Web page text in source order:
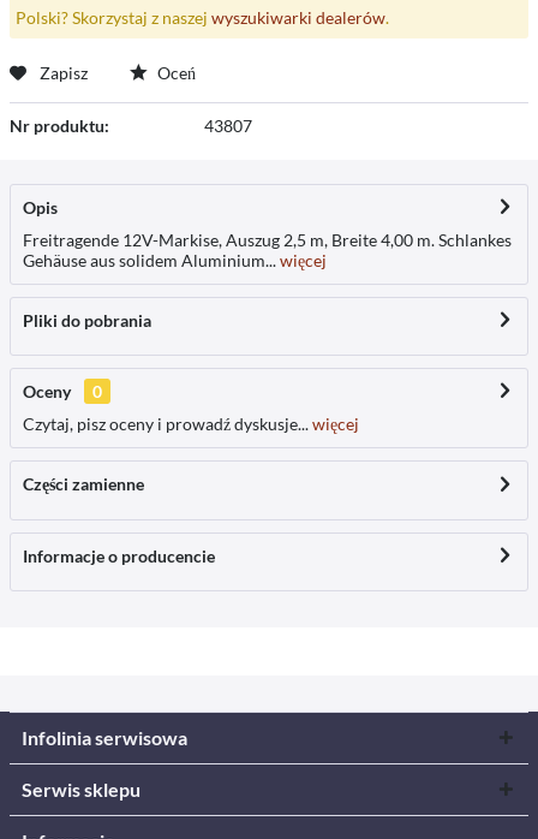
Polski? Skorzystaj z naszej wyszukiwarki dealerów.
Zapisz Oceń
Nr produktu: 43807
Opis
Freitragende 12V-Markise, Auszug 2,5 m, Breite 4,00 m. Schlankes
Gehäuse aus solidem Aluminium...więcej
Pliki do pobrania
Oceny
0
Czytaj, pisz oceny i prowadź dyskusje...więcej
Części zamienne
Informacje o producencie
Infolinia serwisowa
Serwis sklepu